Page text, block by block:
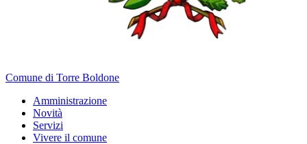
Comune di Torre Boldone
Amministrazione
Novità
Servizi
Vivere il comune